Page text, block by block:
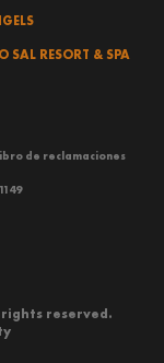
SAL RESORT & SPA
de reclamaciones
reserved.